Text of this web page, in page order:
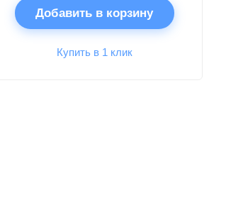
Добавить в корзину
Купить в 1 клик